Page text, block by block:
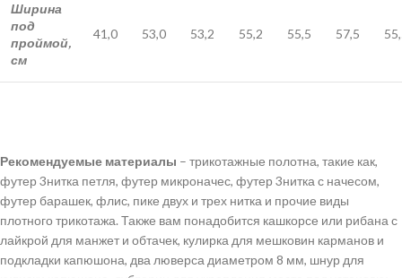
Ширина
под
проймой,
см
41,0 53,0 53,2 55,2 55,5 57,5
Рекомендуемые материалы – трикотажные полотна, такие как,
футер 3нитка петля, футер микроначес, футер 3нитка с начесом,
футер барашек, флис, пике двух и трех нитка и прочие виды
плотного трикотажа. Также вам понадобится кашкорсе или рибана с
лайкрой для манжет и обтачек, кулирка для мешковин карманов и
подкладки капюшона, два люверса диаметром 8 мм, шнур для